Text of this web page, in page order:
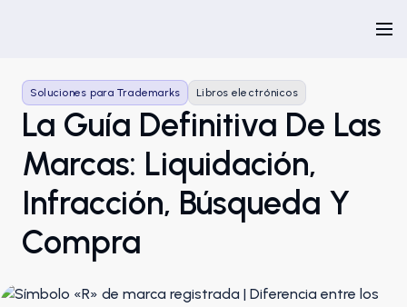
Soluciones para Trademarks Libros electrónicos
La Guía Definitiva De Las
Marcas: Liquidación,
Infracción, Búsqueda Y
Compra